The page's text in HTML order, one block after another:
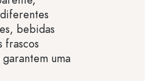
bebidas
frascos
uma